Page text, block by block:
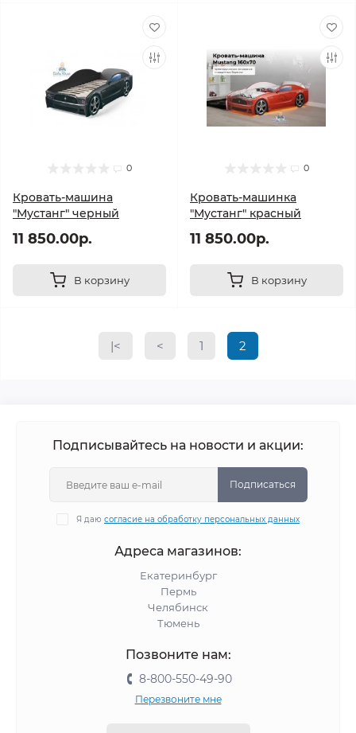
0
Кровать-машина
"Мустанг" черный
11 850.00р.
В корзину
0
Кровать-машинка
"Мустанг" красный
11 850.00р.
В корзину
|< < 1 2
Подписывайтесь на новости и акции:
Подписаться
Я даю согласие на обработку персональных данных
Адреса магазинов:
Екатеринбург
Пермь
Челябинск
Тюмень
Позвоните нам:
8-800-550-49-90
Перезвоните мне